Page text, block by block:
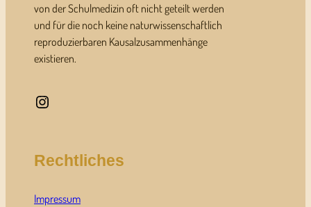
von der Schulmedizin oft nicht geteilt werden
und für die noch keine naturwissenschaftlich
reproduzierbaren Kausalzusammenhänge
existieren.
Instagram
Rechtliches
Impressum